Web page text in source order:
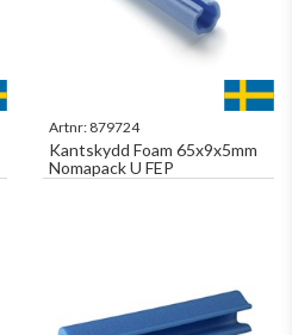
Artnr: 879724
Kantskydd Foam 65x9x5mm
Nomapack U FEP